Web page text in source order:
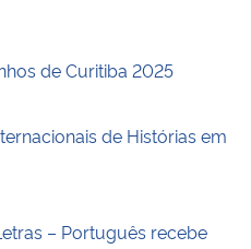
de Curitiba 2025
de Histórias em
– Português recebe